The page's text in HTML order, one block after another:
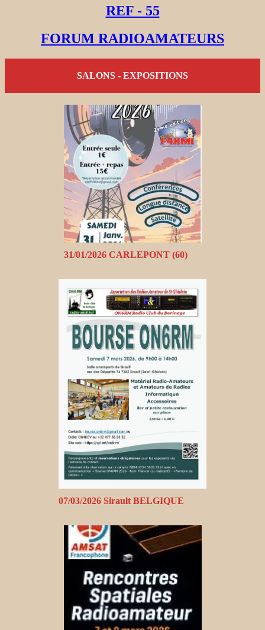
REF - 55
FORUM RADIOAMATEURS
SALONS - EXPOSITIONS
31/01/2026 CARLEPONT (60)
07/03/2026 Sirault BELGIQUE